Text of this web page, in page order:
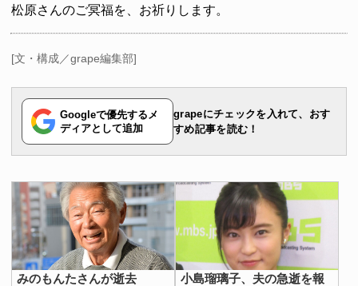
松原さんのご冥福を、お祈りします。
[文・構成／grape編集部]
Googleで優先するメ
ディアとして追加
grapeにチェックを入れて、おす
すめ記事を読む！
みのもんたさんが逝去
小島瑠璃子、夫の急逝を報